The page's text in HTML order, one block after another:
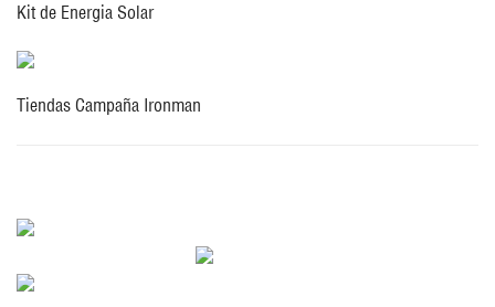
Kit de Energia Solar
Tiendas Campaña Ironman